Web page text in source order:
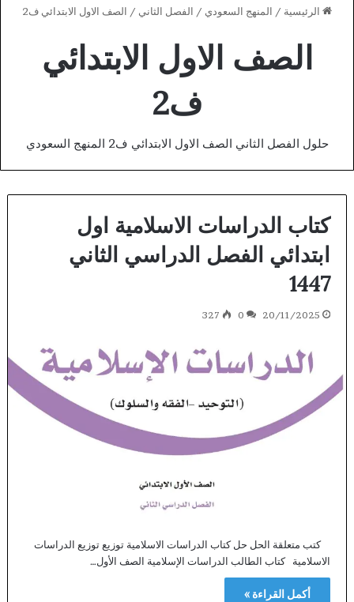
الرئيسية / المنهج السعودي / الفصل الثاني / الصف الاول الابتدائي ف2
الصف الاول الابتدائي
ف2
حلول الفصل الثاني الصف الاول الابتدائي ف2 المنهج السعودي
كتاب الدراسات الاسلامية اول
ابتدائي الفصل الدراسي الثاني
1447
20/11/2025
0
327
كتب متعلقة الحل حل كتاب الدراسات الاسلامية توزيع توزيع الدراسات
الاسلامية كتاب الطالب الدراسات الإسلامية الصف الأول…
أكمل القراءة »